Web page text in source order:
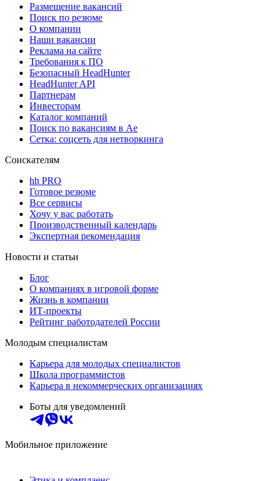
Размещение вакансий
Поиск по резюме
О компании
Наши вакансии
Реклама на сайте
Требования к ПО
Безопасный HeadHunter
HeadHunter API
Партнерам
Инвесторам
Каталог компаний
Поиск по вакансиям в Ае
Сетка: соцсеть для нетворкинга
Соискателям
hh PRO
Готовое резюме
Все сервисы
Хочу у вас работать
Производственный календарь
Экспертная рекомендация
Новости и статьи
Блог
О компаниях в игровой форме
Жизнь в компании
ИТ-проекты
Рейтинг работодателей России
Молодым специалистам
Карьера для молодых специалистов
Школа программистов
Карьера в некоммерческих организациях
Боты для уведомлений
Мобильное приложение